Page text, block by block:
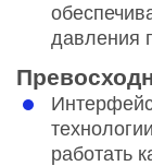
давления
работать